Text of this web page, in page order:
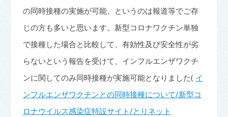
の同時接種の実施が可能、というのは報道等でご存
じの方も多いと思います。新型コロナワクチン単独
で接種した場合と比較して、有効性及び安全性が劣
らないという報告を受けて、インフルエンザワクチ
ンに関してのみ同時接種が実施可能となりました( イ
ンフルエンザワクチンとの同時接種について/新型コ
ロナウイルス感染症特設サイト/とりネット